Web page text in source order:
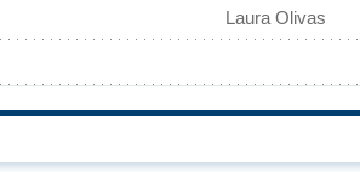
Laura Olivas